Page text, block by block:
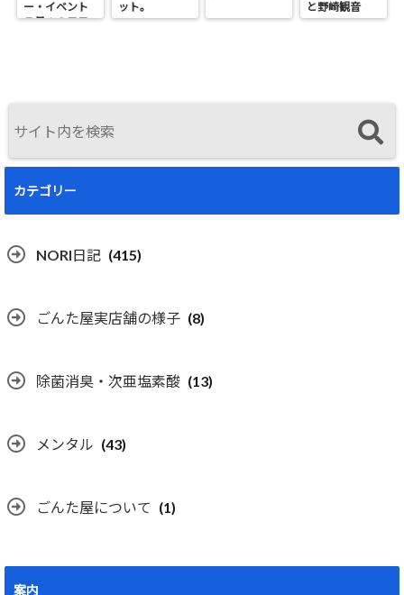
ー・イベント
７月１９日日
ット。
と野崎観音
へ。
カテゴリー
NORI日記 (415)
ごんた屋実店舗の様子 (8)
除菌消臭・次亜塩素酸 (13)
メンタル (43)
ごんた屋について (1)
案内